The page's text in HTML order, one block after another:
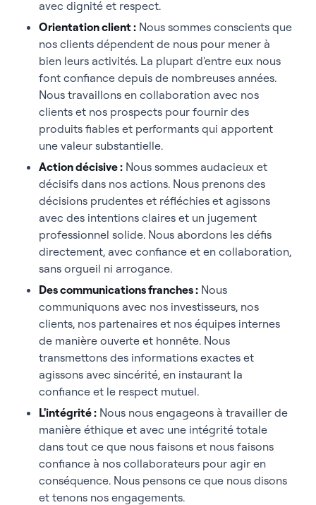
avec dignité et respect.
Orientation client : Nous sommes conscients que
nos clients dépendent de nous pour mener à
bien leurs activités. La plupart d'entre eux nous
font confiance depuis de nombreuses années.
Nous travaillons en collaboration avec nos
clients et nos prospects pour fournir des
produits fiables et performants qui apportent
une valeur substantielle.
Action décisive : Nous sommes audacieux et
décisifs dans nos actions. Nous prenons des
décisions prudentes et réfléchies et agissons
avec des intentions claires et un jugement
professionnel solide. Nous abordons les défis
directement, avec confiance et en collaboration,
sans orgueil ni arrogance.
Des communications franches : Nous
communiquons avec nos investisseurs, nos
clients, nos partenaires et nos équipes internes
de manière ouverte et honnête. Nous
transmettons des informations exactes et
agissons avec sincérité, en instaurant la
confiance et le respect mutuel.
L'intégrité : Nous nous engageons à travailler de
manière éthique et avec une intégrité totale
dans tout ce que nous faisons et nous faisons
confiance à nos collaborateurs pour agir en
conséquence. Nous pensons ce que nous disons
et tenons nos engagements.